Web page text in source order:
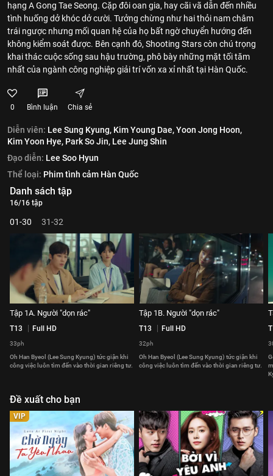
hạng A Gong Tae Seong. Cặp đôi oan gia, hay cãi vã dẫn đến nhiều
tình huống dở khóc dở cười. Tưởng chừng như hai thỏi nam châm
trái ngược nhưng mối quan hệ của họ bất ngờ chuyển hướng đến
không kiểm soát được. Bên cạnh đó, Shooting Stars còn chú trọng
khai thác cuộc sống sau hậu trường, phô bày những mặt tối tăm
nhất của ngành công nghiệp giải trí vốn xa xỉ nhất tại Hàn Quốc.
0 Bình luận Chia sẻ
Diễn viên: Lee Sung Kyung, Kim Young Dae,Yoon Jong Hoon,
Kim Yoon Hye, Park So Jin, Lee Jung Shin
Đạo diễn: Lee Soo Hyun
Thể loại: Phim tình cảm Hàn Quốc
Danh sách tập
16/16 tập
01-30 31-32
Tập 1A. Người "dọn rác"
T13 Full HD
33ph
Oh Han Byeol (Lee Sung Kyung) tức giận khi
công việc luôn tìm đến vào thời gian riêng tư.
Tập 1B. Người "dọn rác"
T13 Full HD
32ph
Oh Han Byeol (Lee Sung Kyung) tức giận khi
công việc luôn tìm đến vào thời gian riêng tư.
Đề xuất cho bạn
VIP